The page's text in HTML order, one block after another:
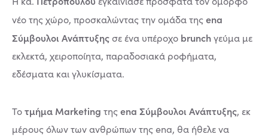
νέο της χώρο, προσκαλώντας την ομάδα τηςena
Σύμβουλοι Ανάπτυξηςσε ένα υπέροχο brunchγεύμα με
εκλεκτά, χειροποίητα, παραδοσιακά ροφήματα,
εδέσματα και γλυκίσματα.
Τοτμήμα Marketing τηςena Σύμβουλοι Ανάπτυξης, εκ
μέρους όλων των ανθρώπων της ena, θα ήθελε να